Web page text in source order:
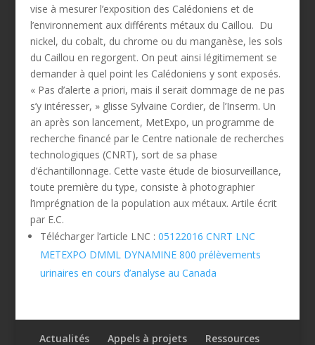
vise à mesurer l’exposition des Calédoniens et de
l’environnement aux différents métaux du Caillou. Du
nickel, du cobalt, du chrome ou du manganèse, les sols
du Caillou en regorgent. On peut ainsi légitimement se
demander à quel point les Calédoniens y sont exposés.
« Pas d’alerte a priori, mais il serait dommage de ne pas
s’y intéresser, » glisse Sylvaine Cordier, de l’Inserm. Un
an après son lancement, MetExpo, un programme de
recherche financé par le Centre nationale de recherches
technologiques (CNRT), sort de sa phase
d’échantillonnage. Cette vaste étude de biosurveillance,
toute première du type, consiste à photographier
l’imprégnation de la population aux métaux. Artile écrit
par E.C.
Télécharger l’article LNC : 05122016 CNRT LNC
METEXPO DMML DYNAMINE 800 prélèvements
urinaires en cours d’analyse au Canada
Actualités Appels à projets Ressources